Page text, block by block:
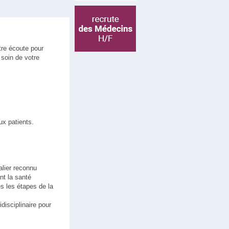
écoute pour
de votre
patients.
reconnu
la santé
les étapes de la
pour